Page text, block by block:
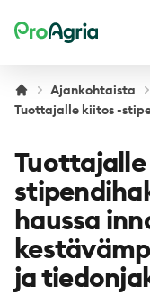
ProAgria
Ajankohtaista
Tuottajalle kiitos -
haussa
ja